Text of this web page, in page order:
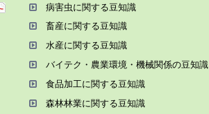
病害⾍に関する⾖知識
畜産に関する⾖知識
⽔産に関する⾖知識
バイテク・農業環境・機械関係の⾖知識
⾷品加⼯に関する⾖知識
森林林業に関する⾖知識